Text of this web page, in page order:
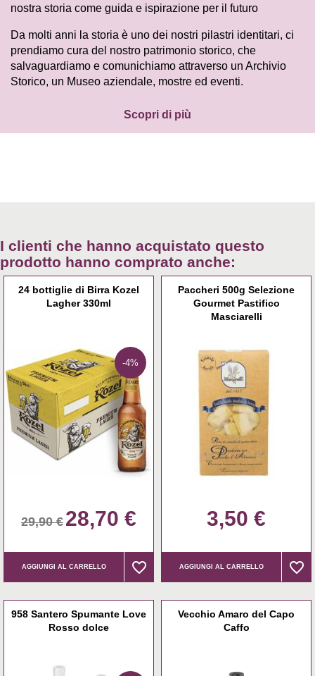
nostra storia come guida e ispirazione per il futuro
Da molti anni la storia è uno dei nostri pilastri identitari, ci
prendiamo cura del nostro patrimonio storico, che
salvaguardiamo e comunichiamo attraverso un Archivio
Storico, un Museo aziendale, mostre ed eventi.
Scopri di più
I clienti che hanno acquistato questo
prodotto hanno comprato anche:
24 bottiglie di Birra Kozel
Lagher 330ml
-4%
29,90 € 28,70 €
AGGIUNGI AL CARRELLO favorite_border
favorite_border
Paccheri 500g Selezione
Gourmet Pastifico
Masciarelli
3,50 €
AGGIUNGI AL CARRELLO favorite_border
favorite_border
958 Santero Spumante Love
Rosso dolce
Vecchio Amaro del Capo
Caffo